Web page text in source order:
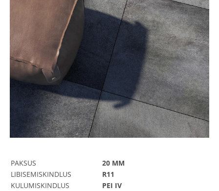
PAKSUS
20 MM
LIBISEMISKINDLUS
R11
KULUMISKINDLUS
PEI IV